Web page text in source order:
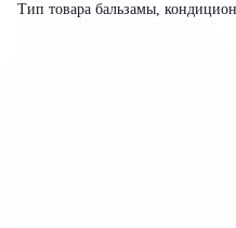
Тип товара бальзамы,